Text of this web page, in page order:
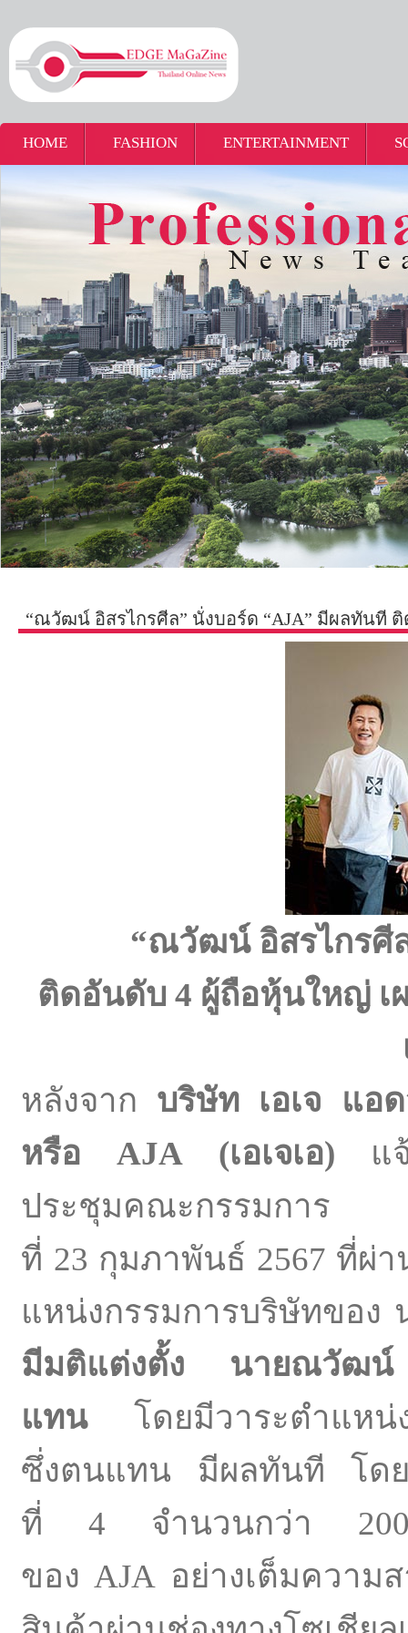
HOME FASHION ENTERTAINMENT
“ณวัฒน์ อิสรไกรศีล” นั่งบอร์ด “AJA” มีผลทันที
“ณวัฒน์ อิสรไกรศี
ติดอันดับ 4 ผู้ถือหุ้นใหญ่ เ
หลังจาก บริษัท เอเจ แอ
หรือ AJA (เอเจเอ) แจ้
ประชุมคณะกรรม
ที่ 23 กุมภาพันธ์ 2567 ที่ผ่
แหน่งกรรมการบริษัทขอ
มีมติแต่งตั้ง นายณวัฒน์
แทนโดยมีวาระตำแหน่ง
ซึ่งตนแทน มีผลทันที โด
ที่ 4 จำนวนกว่า 200
ของ AJA อย่างเต็มความ